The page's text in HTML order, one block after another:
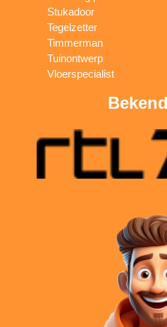
Stukadoor
Tegelzetter
Timmerman
Tuinontwerp
Vloerspecialist